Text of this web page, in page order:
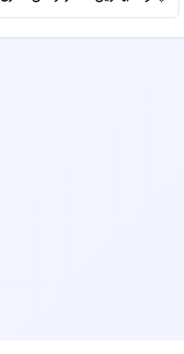
پروفایل دکتر مراجعه کنید یا